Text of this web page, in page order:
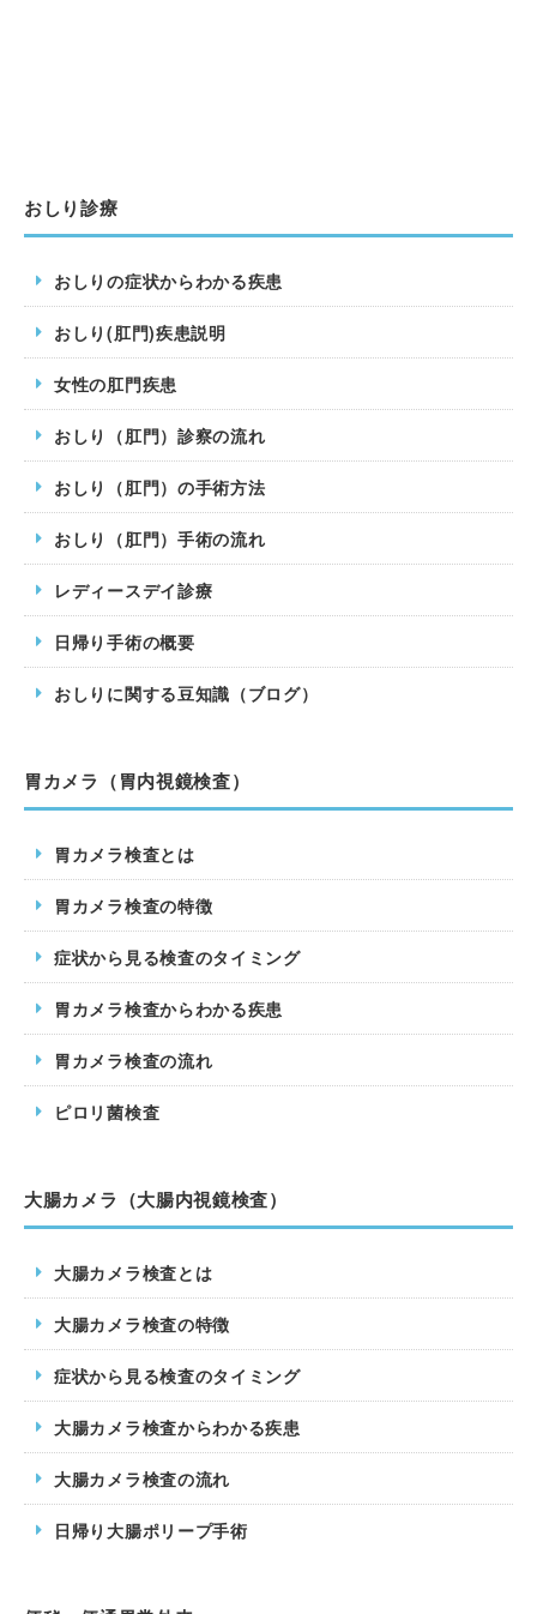
おしり診療
おしりの症状からわかる疾患
おしり(肛門)疾患説明
女性の肛門疾患
おしり（肛門）診察の流れ
おしり（肛門）の手術方法
おしり（肛門）手術の流れ
レディースデイ診療
日帰り手術の概要
おしりに関する豆知識（ブログ）
胃カメラ（胃内視鏡検査）
胃カメラ検査とは
胃カメラ検査の特徴
症状から見る検査のタイミング
胃カメラ検査からわかる疾患
胃カメラ検査の流れ
ピロリ菌検査
大腸カメラ（大腸内視鏡検査）
大腸カメラ検査とは
大腸カメラ検査の特徴
症状から見る検査のタイミング
大腸カメラ検査からわかる疾患
大腸カメラ検査の流れ
日帰り大腸ポリープ手術